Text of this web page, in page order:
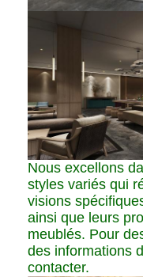
Nous excellons
styles variés qui
visions
ainsi que leurs
meublés. Pour
des informations
contacter.